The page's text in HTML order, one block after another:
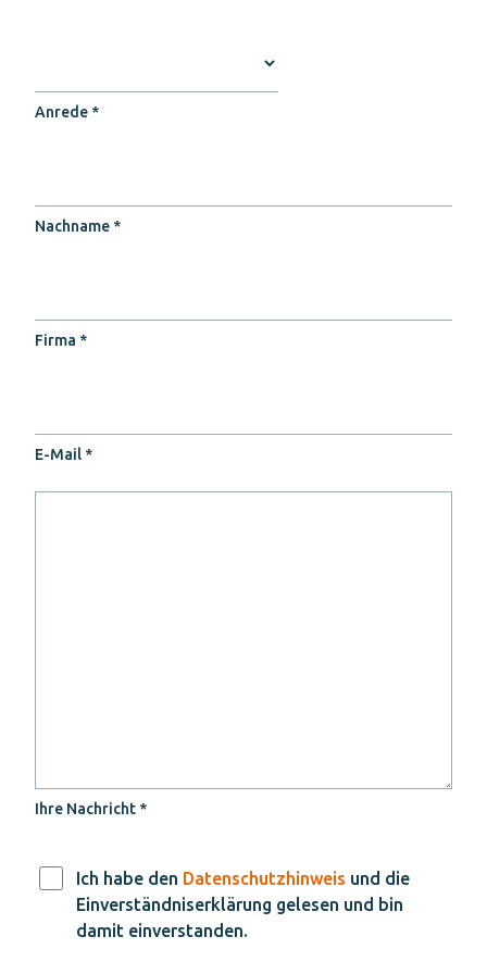
Anrede *
Nachname *
Firma *
E-Mail *
Ihre Nachricht *
Ich habe den Datenschutzhinweis und die
Einverständniserklärung gelesen und bin
damit einverstanden.